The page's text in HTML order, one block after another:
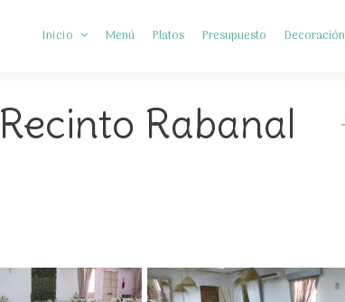
Inicio
Somos Diferentes
Menú Platos Presupuesto Decoración
Recinto Rabanal